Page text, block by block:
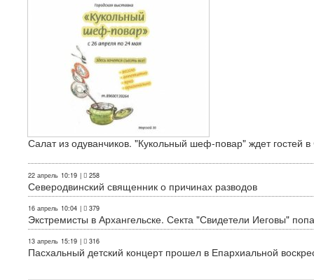
Салат из одуванчиков. "Кукольный шеф-повар" ждет гостей
22 апрель 10:19 | 258
Северодвинский священник о причинах разводов
16 апрель 10:04 | 379
Экстремисты в Архангельске. Секта "Свидетели Иеговы"
13 апрель 15:19 | 316
Пасхальный детский концерт прошел в Епархиальной